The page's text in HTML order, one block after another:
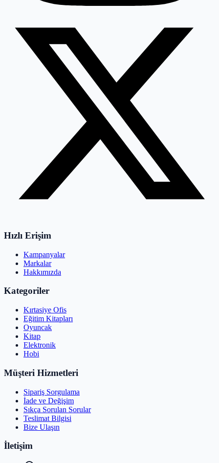
Hızlı Erişim
Kampanyalar
Markalar
Hakkımızda
Kategoriler
Kırtasiye Ofis
Eğitim Kitapları
Oyuncak
Kitap
Elektronik
Hobi
Müşteri Hizmetleri
Sipariş Sorgulama
İade ve Değişim
Sıkça Sorulan Sorular
Teslimat Bilgisi
Bize Ulaşın
İletişim